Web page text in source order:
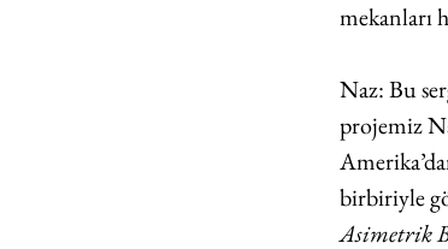
mekanları
Naz: Bu
projemiz
birbiriyle
Asimetrik